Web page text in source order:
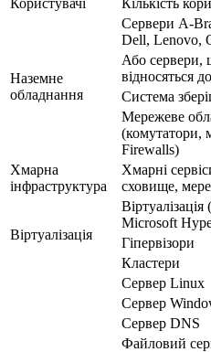
Наземне
обладнання
Сервери A-
Dell, Lenovo,
Або сервери,
відносяться
Система
Мережеве
(комутатори,
Firewalls)
Хмарна
інфраструктура
Хмарні
сховище,
Віртуалізація
Microsoft
Гіпервізори
Кластери
Сервер Linux
Сервер
Сервер DNS
Файловий